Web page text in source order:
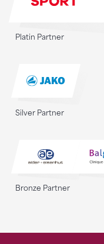
Platin Partner
Silver Partner
Bronze Partner